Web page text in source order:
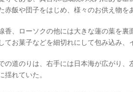
赤飯や団子をはじめ、様々のお供え物を
、ローソクの他には大きな蓮の葉を裏
てお菓子などを細切れにして包み込み、
道のりは、右手には日本海が広がり、
揺れていた。